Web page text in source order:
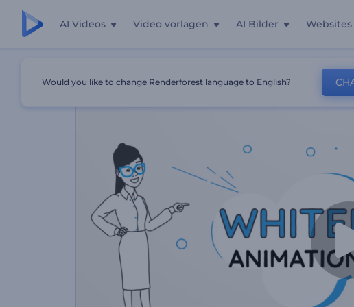
AI Videos Video vorlagen AI Bilder Websites
Would you like to change Renderforest language to English?